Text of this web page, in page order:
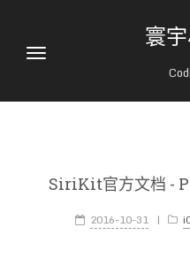
寰
SiriKit官方文档 -
2016-10-31 |